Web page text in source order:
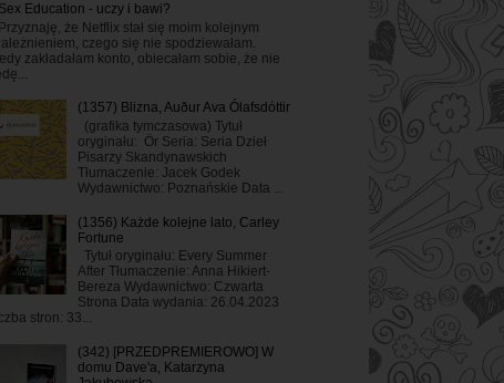
Sex Education - uczy i bawi?
Przyznaję, że Netflix stał się moim kolejnym
czego się nie spodziewałam.
zakładałam konto, obiecałam sobie, że nie
(1357) Blizna, Auður Ava Ólafsdóttir
(grafika tymczasowa) Tytuł
oryginału: Ör Seria: Seria Dzieł
Pisarzy Skandynawskich
Tłumaczenie: Jacek Godek
Wydawnictwo: Poznańskie Data ...
(1356) Każde kolejne lato, Carley
Fortune
Tytuł oryginału: Every Summer
After Tłumaczenie: Anna Hikiert-
Bereza Wydawnictwo: Czwarta
Strona Data wydania: 26.04.2023
stron: 33...
(342) [PRZEDPREMIEROWO] W
domu Dave'a, Katarzyna